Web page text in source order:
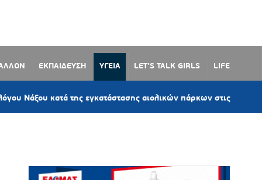
ΕΚΠΑΙΔΕΥΣΗ ΥΓΕΙΑ LET’S TALK GIRLS LIFE
της εγκατάστασης αιολικών πάρκων στις Κυκλάδες